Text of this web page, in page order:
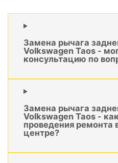
Замена рычага
Volkswagen Taos -
консультацию по
Замена рычага
Volkswagen Taos -
проведения ремонта
центре?